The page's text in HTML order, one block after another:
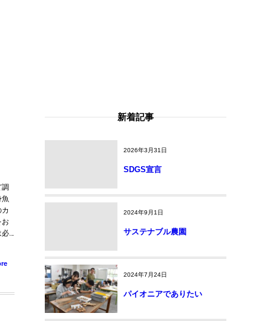
調
お
...
新着記事
2026年3月31日
SDGS宣言
2024年9月1日
サステナブル農園
2024年7月24日
パイオニアでありたい